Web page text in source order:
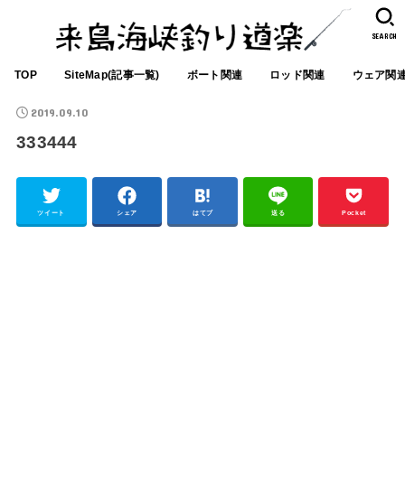
TOP SiteMap(記事一覧) ボート関連 ロッド関連 ウェア関
SEARCH
2019.09.10
333444
ツイート シェア はてブ 送る Pocket